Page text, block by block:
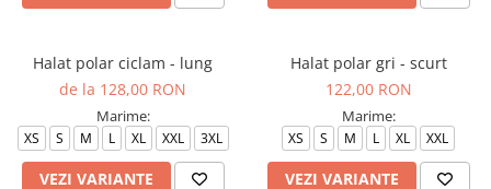
Halat polar ciclam - lung
de la 128,00 RON
Marime:
XS S M L XL XXL 3XL
VEZI VARIANTE
Halat polar gri - scurt
122,00 RON
Marime:
XS S M L XL XXL
VEZI VARIANTE